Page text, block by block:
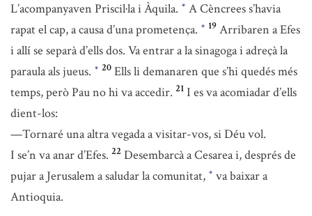
L’acompanyaven Priscil·la i Àquila. * A Cèncrees s’havia
rapat el cap, a causa d’una prometença. * 19 Arribaren a Efes
i allí se separà d’ells dos. Va entrar a la sinagoga i adreçà la
paraula als jueus. * 20 Ells li demanaren que s’hi quedés més
temps, però Pau no hi va accedir. 21 I es va acomiadar d’ells
dient-los:
—Tornaré una altra vegada a visitar-vos, si Déu vol.
I se’n va anar d’Efes. 22 Desembarcà a Cesarea i, després de
pujar a Jerusalem a saludar la comunitat, * va baixar a
Antioquia.